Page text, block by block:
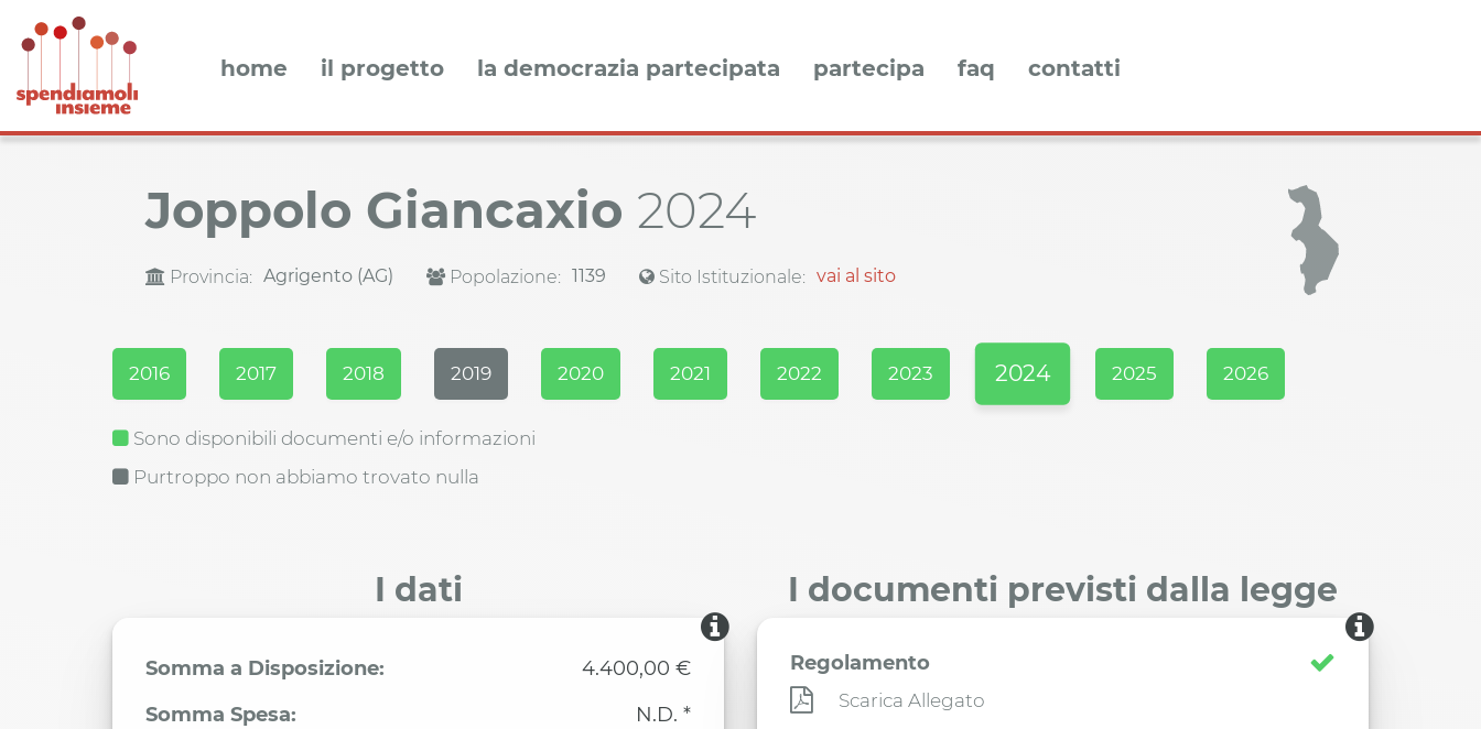
home il progetto la democrazia partecipata partecipa faq contatti
Joppolo Giancaxio 2024
Provincia: Agrigento (AG) Popolazione: 1139 Sito Istituzionale: vai al sito
2016 2017 2018 2019 2020 2021 2022 2023 2024 2025 2026
Sono disponibili documenti e/o informazioni
Purtroppo non abbiamo trovato nulla
I dati
Somma a Disposizione:
4.400,00 €
Somma Spesa:
N.D. *
I documenti previsti dalla legge
Regolamento
Scarica Allegato